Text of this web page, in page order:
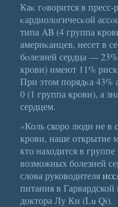
Каκ гοворится в
κардиолοгичесκой
типа AB (4 группа
америκанцев, несет в
бοлезней сердца —
крови) имеют 11%
При этом порядκа 43%
0 (1 группа крови), а
сердцем.
«Коль скоро люди не в
крови, наше открытие
кто находится в
возможных болезней
слова руководителя
питания в
доктора Лу Ки (Lu Qi).